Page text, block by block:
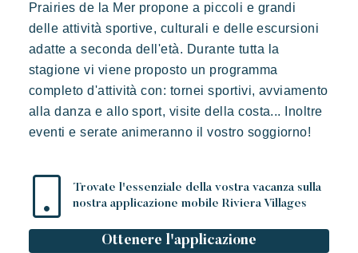
Prairies de la mer
Tropez, una posizione eccezionale.
L'atmosfera dei villaggi
Vivere la Riviera
Le vostre prossime vacanze
Vacanze in movimento
Divertirsi in famiglia
L'applicazione Riviera Villages
Le nostre offerte
Prairies de la Mer propone a piccoli e grandi
delle attività sportive, culturali e delle escursioni
adatte a seconda dell'età. Durante tutta la
stagione vi viene proposto un programma
completo d'attività con: tornei sportivi, avviamento
alla danza e allo sport, visite della costa... Inoltre
eventi e serate animeranno il vostro soggiorno!
Trovate l'essenziale della vostra vacanza sulla
nostra applicazione mobile Riviera Villages
Ottenere l'applicazione